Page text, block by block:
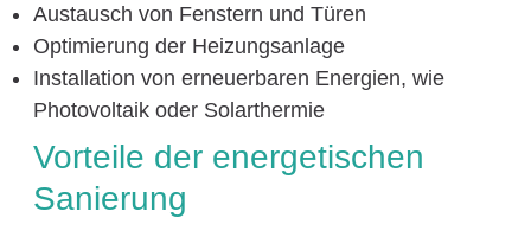
Austausch von Fenstern und Türen
Optimierung der Heizungsanlage
Installation von erneuerbaren Energien, wie
Photovoltaik oder Solarthermie
Vorteile der energetischen
Sanierung